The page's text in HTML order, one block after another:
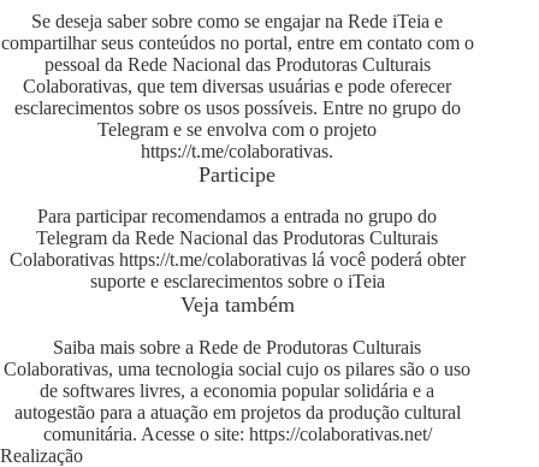
Se deseja saber sobre como se engajar na Rede iTeia e
compartilhar seus conteúdos no portal, entre em contato com o
pessoal da Rede Nacional das Produtoras Culturais
Colaborativas, que tem diversas usuárias e pode oferecer
esclarecimentos sobre os usos possíveis. Entre no grupo do
Telegram e se envolva com o projeto
https://t.me/colaborativas.
Participe
Para participar recomendamos a entrada no grupo do
Telegram da Rede Nacional das Produtoras Culturais
Colaborativas https://t.me/colaborativaslá você poderá obter
suporte e esclarecimentos sobre o iTeia
Veja também
Saiba mais sobre a Rede de Produtoras Culturais
Colaborativas, uma tecnologia social cujo os pilares são o uso
de softwares livres, a economia popular solidária e a
autogestão para a atuação em projetos da produção cultural
comunitária. Acesse o site: https://colaborativas.net/
Realização